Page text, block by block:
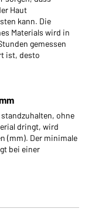
Haut
kann. Die
Materials wird in
gemessen
ist, desto
ohne
dringt, wird
(mm). Der minimale
bei einer